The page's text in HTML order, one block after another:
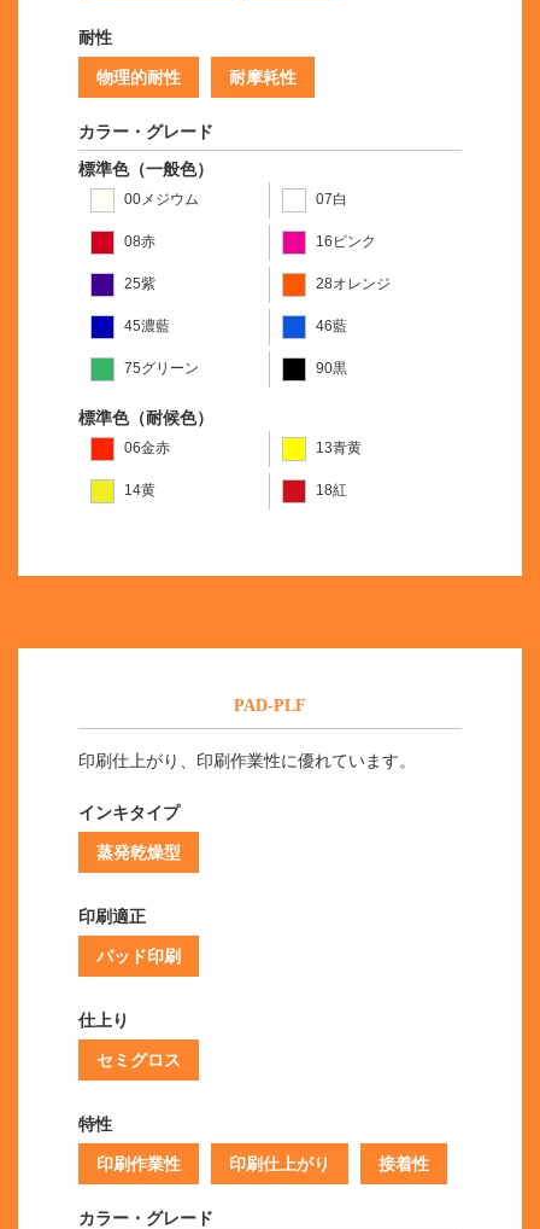
耐性
物理的耐性 耐摩耗性
カラー・グレード
標準色（一般色）
00メジウム 07白
08赤 16ピンク
25紫 28オレンジ
45濃藍 46藍
75グリーン 90黒
標準色（耐候色）
06金赤 13青黄
14黄 18紅
PAD-PLF
印刷仕上がり、印刷作業性に優れています。
インキタイプ
蒸発乾燥型
印刷適正
パッド印刷
仕上り
セミグロス
特性
印刷作業性 印刷仕上がり 接着性
カラー・グレード